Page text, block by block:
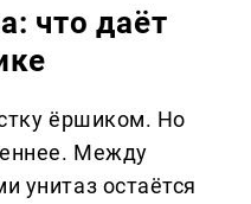
что даёт
ёршиком. Но
Между
унитаз остаётся